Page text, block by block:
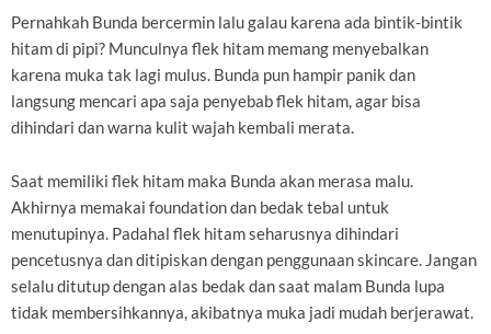
Pernahkah Bunda bercermin lalu galau karena ada bintik-bintik
hitam di pipi? Munculnya flek hitam memang menyebalkan
karena muka tak lagi mulus. Bunda pun hampir panik dan
langsung mencari apa saja penyebab flek hitam, agar bisa
dihindari dan warna kulit wajah kembali merata.
Saat memiliki flek hitam maka Bunda akan merasa malu.
Akhirnya memakai foundation dan bedak tebal untuk
menutupinya. Padahal flek hitam seharusnya dihindari
pencetusnya dan ditipiskan dengan penggunaan skincare. Jangan
selalu ditutup dengan alas bedak dan saat malam Bunda lupa
tidak membersihkannya, akibatnya muka jadi mudah berjerawat.